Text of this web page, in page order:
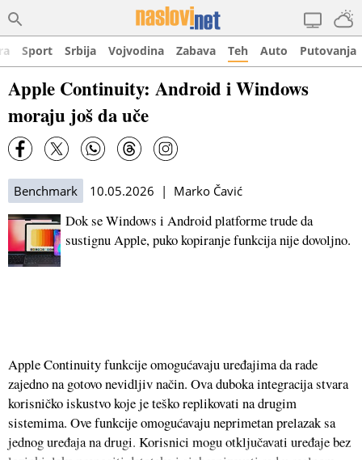
Sport Srbija Vojvodina Zabava Teh Auto Putovanja
Apple Continuity: Android i Windows
moraju još da uče
Benchmark 10.05.2026 | Marko Čavić
Dok se Windows i Android platforme trude da
sustignu Apple, puko kopiranje funkcija nije dovoljno.
Apple Continuity funkcije omogućavaju uređajima da rade
zajedno na gotovo nevidljiv način. Ova duboka integracija stvara
korisničko iskustvo koje je teško replikovati na drugim
sistemima. Ove funkcije omogućavaju neprimetan prelazak sa
jednog uređaja na drugi. Korisnici mogu otključavati uređaje bez